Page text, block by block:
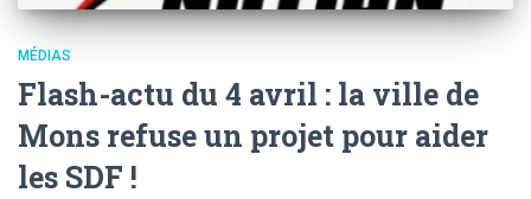
MÉDIAS
Flash-actu du 4 avril : la ville de
Mons refuse un projet pour aider
les SDF !